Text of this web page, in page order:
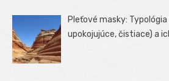
Pleťové masky:
upokojujúce, čistiace) a